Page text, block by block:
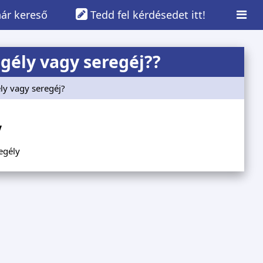
Tedd fel kérdésedet itt!
kereső
vagy seregéj??
vagy seregéj?